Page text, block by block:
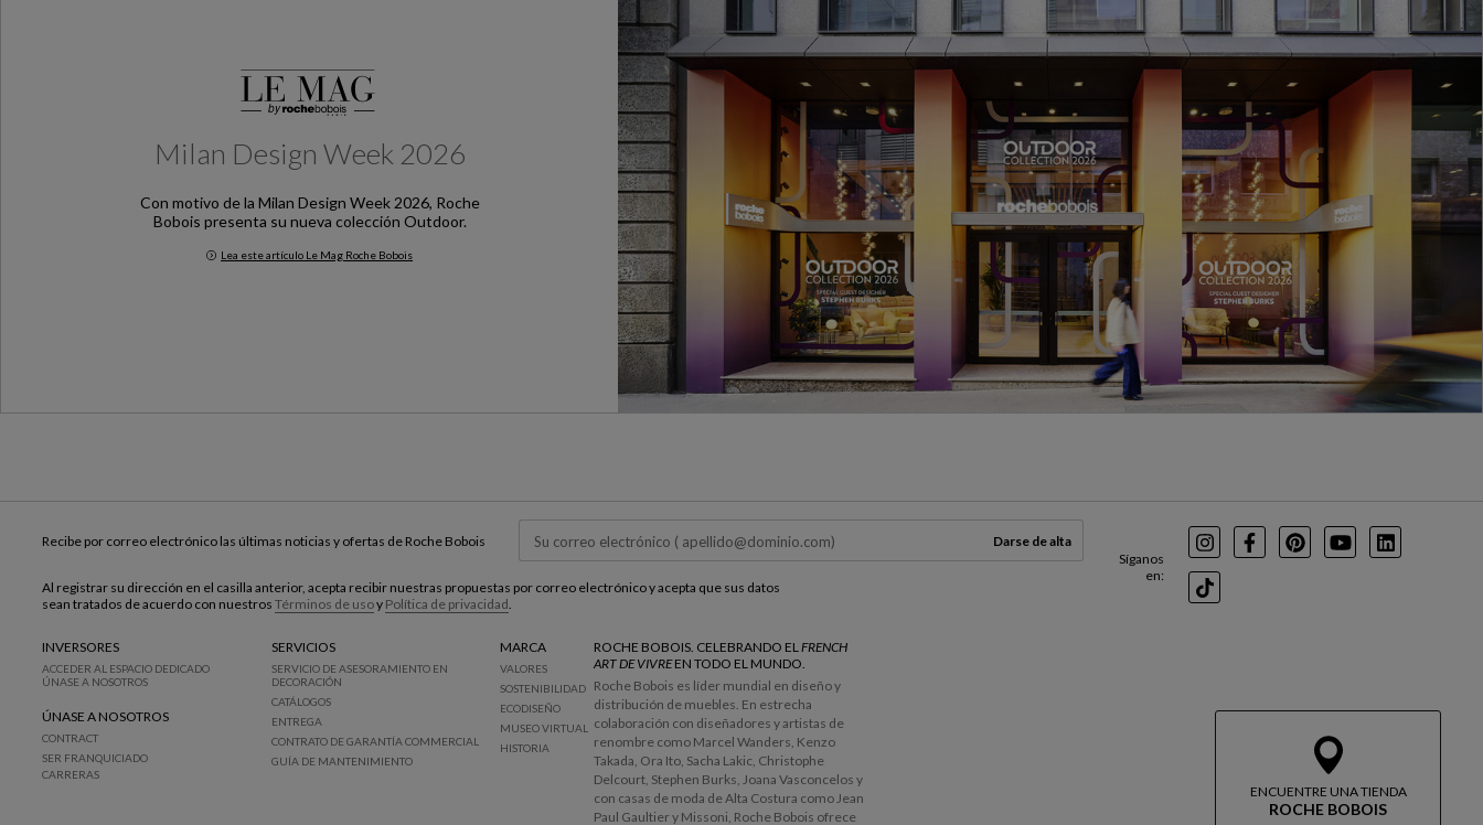
Milan Design Week 2026
Con motivo de la Milan Design Week 2026, Roche
Bobois presenta su nueva colección Outdoor.
Lea este artículo Le Mag Roche Bobois
Milan Design Week 2026
ENCUENTRE UNA TIENDA
ROCHE BOBOIS
Síganos
en:
InstagramFacebookPinterest
YoutubeLinkedIn
TikTok
Recibe por correo electrónico las últimas noticias y ofertas de Roche Bobois Darse de alta
Al registrar su dirección en el casilla anterior, acepta recibir nuestras propuestas por correo electrónico y acepta que sus datos
sean tratados de acuerdo con nuestros Términos de usoy Política de privacidad.
INVERSORES
ACCEDER AL ESPACIO DEDICADO
ÚNASE A NOSOTROS
ÚNASE A NOSOTROS
CONTRACT
SER FRANQUICIADO
CARRERAS
SERVICIOS
SERVICIO DE ASESORAMIENTO EN
DECORACIÓN
CATÁLOGOS
ENTREGA
CONTRATO DE GARANTÍA COMMERCIAL
GUÍA DE MANTENIMIENTO
MARCA
VALORES
SOSTENIBILIDAD
ECODISEÑO
MUSEO VIRTUAL
HISTORIA
ROCHE BOBOIS. CELEBRANDO ELFRENCH
ART DE VIVREEN TODO EL MUNDO.
Roche Bobois es líder mundial en diseño y
distribución de muebles. En estrecha
colaboración con diseñadores y artistas de
renombre como Marcel Wanders, Kenzo
Takada, Ora Ito, Sacha Lakic, Christophe
Delcourt, Stephen Burks, Joana Vasconcelos y
con casas de moda de Alta Costura como Jean
Paul Gaultier y Missoni, Roche Bobois ofrece